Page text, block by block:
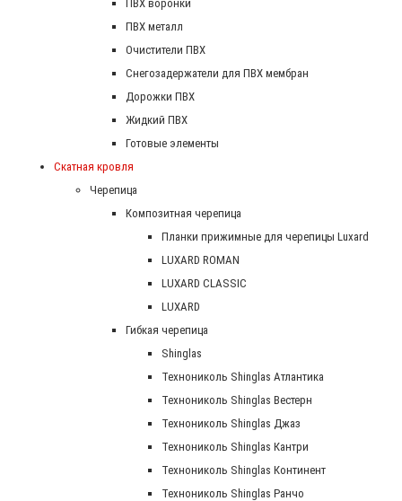
ПВХ воронки
ПВХ металл
Очистители ПВХ
Снегозадержатели для ПВХ мембран
Дорожки ПВХ
Жидкий ПВХ
Готовые элементы
Скатная кровля
Черепица
Композитная черепица
Планки прижимные для черепицы Luxard
LUXARD ROMAN
LUXARD CLASSIC
LUXARD
Гибкая черепица
Shinglas
Технониколь Shinglas Атлантика
Технониколь Shinglas Вестерн
Технониколь Shinglas Джаз
Технониколь Shinglas Кантри
Технониколь Shinglas Континент
Технониколь Shinglas Ранчо